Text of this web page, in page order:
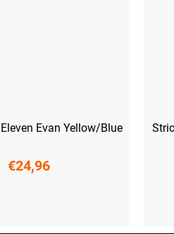
Evan Yellow/Blue
€24,96